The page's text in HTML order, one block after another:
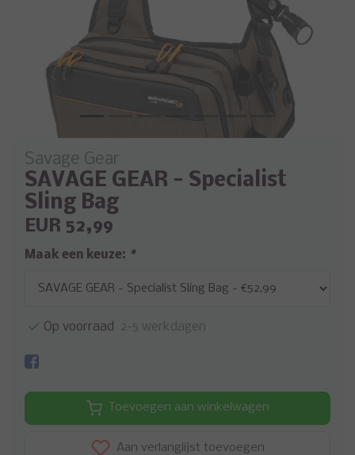
Savage Gear
SAVAGE GEAR - Specialist
Sling Bag
EUR 52,99
Maak een keuze: *
Op voorraad 2-5 werkdagen
Toevoegen aan winkelwagen
Aan verlanglijst toevoegen